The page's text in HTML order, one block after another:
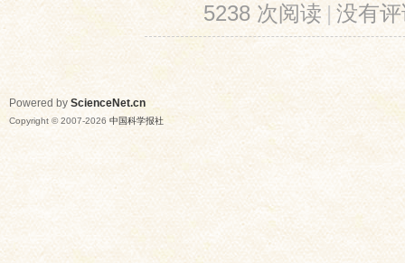
5238 次阅读 | 没有
Powered by ScienceNet.cn
Copyright © 2007-2026 中国科学报社